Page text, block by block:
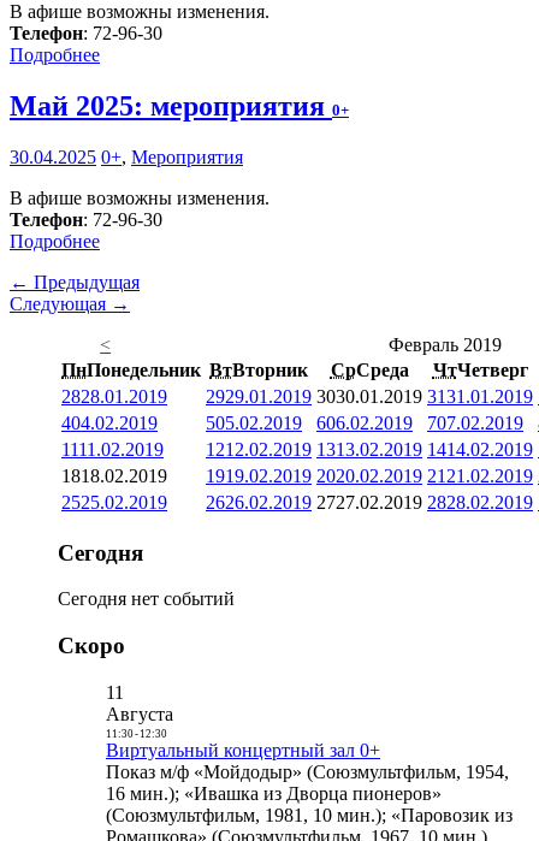
В афише возможны изменения.
Телефон: 72-96-30
Подробнее
Май 2025: мероприятия 0+
30.04.2025 0+, Мероприятия
В афише возможны изменения.
Телефон: 72-96-30
Подробнее
← Предыдущая
Следующая →
<
Февраль 2019
ПнПонедельник ВтВторник СрСреда ЧтЧетверг
2828.01.2019 2929.01.2019 3030.01.2019 3131.01.2019
404.02.2019 505.02.2019 606.02.2019 707.02.2019
1111.02.2019 1212.02.2019 1313.02.2019 1414.02.2019
1818.02.2019 1919.02.2019 2020.02.2019 21 21.02.2019
2525.02.2019 2626.02.2019 2727.02.2019 2828.02.2019
Сегодня
Сегодня нет событий
Скоро
11
Августа
11:30- 12:30
Виртуальный концертный зал 0+
Показ м/ф «Мойдодыр» (Союзмультфильм, 1954,
16 мин.); «Ивашка из Дворца пионеров»
(Союзмультфильм, 1981, 10 мин.); «Паровозик из